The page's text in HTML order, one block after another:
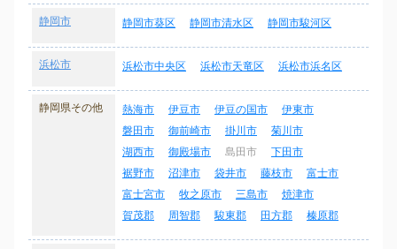
静岡市 静岡市葵区 静岡市清水区 静岡市駿河区
浜松市 浜松市中央区 浜松市天竜区 浜松市浜名区
静岡県その他 熱海市 伊豆市 伊豆の国市
伊東市
磐田市
御前崎市 掛川市
菊川市
湖西市
御殿場市 島田市
下田市
裾野市
沼津市 袋井市 藤枝市
富士市
富士宮市
牧之原市 三島市
焼津市
賀茂郡
周智郡 駿東郡 田方郡 榛原郡